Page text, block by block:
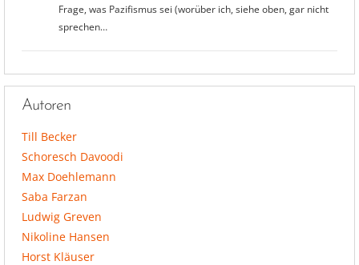
Frage, was Pazifismus sei (worüber ich, siehe oben, gar nicht
sprechen…
Autoren
Till Becker
Schoresch Davoodi
Max Doehlemann
Saba Farzan
Ludwig Greven
Nikoline Hansen
Horst Kläuser